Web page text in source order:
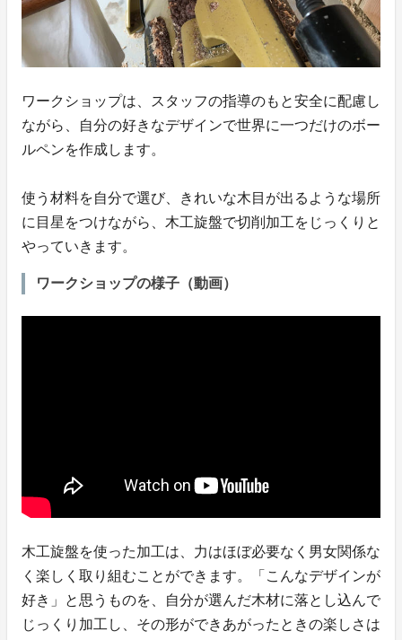
ワークショップは、スタッフの指導のもと安全に配慮し
ながら、自分の好きなデザインで世界に一つだけのボー
ルペンを作成します。
使う材料を自分で選び、きれいな木目が出るような場所
に目星をつけながら、木工旋盤で切削加工をじっくりと
やっていきます。
ワークショップの様子（動画）
木工旋盤を使った加工は、力はほぼ必要なく男女関係な
く楽しく取り組むことができます。「こんなデザインが
好き」と思うものを、自分が選んだ木材に落とし込んで
じっくり加工し、その形ができあがったときの楽しさは